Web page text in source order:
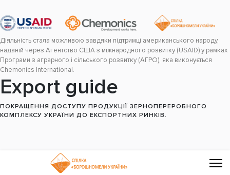
Діяльність стала можливою завдяки підтримці американського народу,
наданій через Агентство США з міжнародного розвитку (USAID) у рамках
Програми з аграрного і сільського розвитку (АГРО), яка виконується
Chemonics International.
Export guide
ПОКРАЩЕННЯ ДОСТУПУ ПРОДУКЦІЇ ЗЕРНОПЕРЕРОБНОГО
КОМПЛЕКСУ УКРАЇНИ ДО ЕКСПОРТНИХ РИНКІВ.